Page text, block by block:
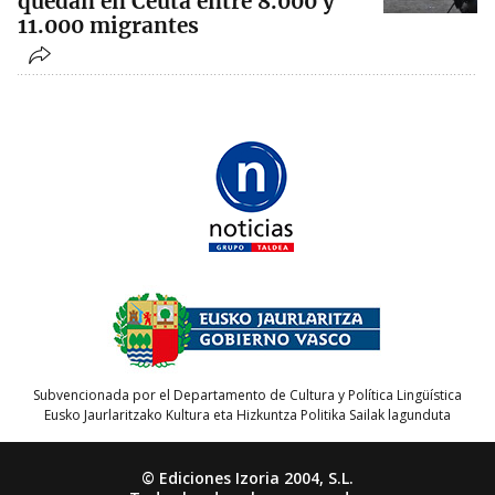
11.000 migrantes
Subvencionada por el Departamento de Cultura y Política Lingüística
Eusko Jaurlaritzako Kultura eta Hizkuntza Politika Sailak lagunduta
© Ediciones Izoria 2004, S.L.